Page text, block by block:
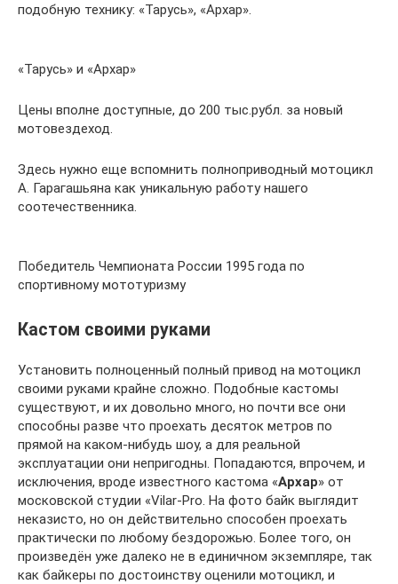
подобную технику: «Тарусь», «Архар».
«Тарусь» и «Архар»
Цены вполне доступные, до 200 тыс.рубл. за новый
мотовездеход.
Здесь нужно еще вспомнить полноприводный мотоцикл
А. Гарагашьяна как уникальную работу нашего
соотечественника.
Победитель Чемпионата России 1995 года по
спортивному мототуризму
Кастом своими руками
Установить полноценный полный привод на мотоцикл
своими руками крайне сложно. Подобные кастомы
существуют, и их довольно много, но почти все они
способны разве что проехать десяток метров по
прямой на каком-нибудь шоу, а для реальной
эксплуатации они непригодны. Попадаются, впрочем, и
исключения, вроде известного кастома «Архар» от
московской студии «Vilar-Pro. На фото байк выглядит
неказисто, но он действительно способен проехать
практически по любому бездорожью. Более того, он
произведён уже далеко не в единичном экземпляре, так
как байкеры по достоинству оценили мотоцикл, и